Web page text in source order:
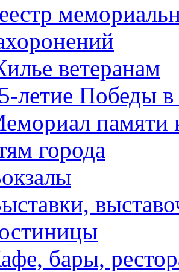
ветеранам
летие Победы
памяти
города
бары,